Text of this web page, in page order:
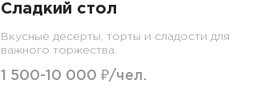
Сладкий стол
Вкусные десерты, торты и сладости для
важного торжества.
1 500-10 000 ₽/чел.